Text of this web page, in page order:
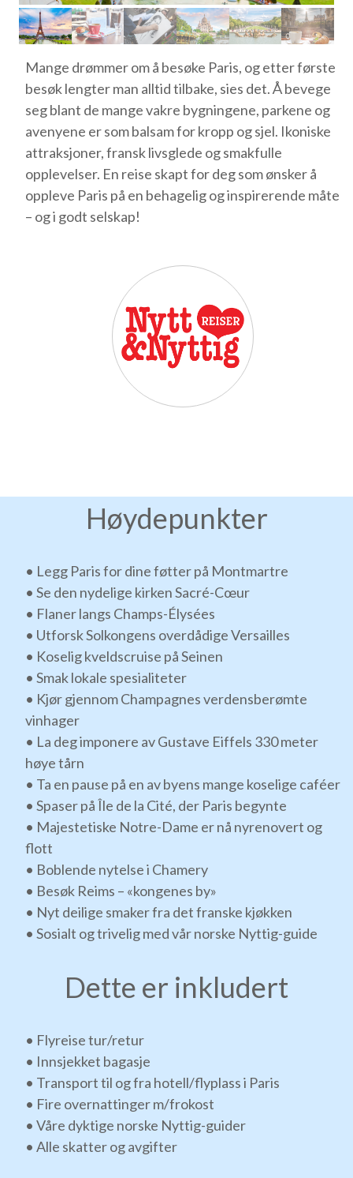
Mange drømmer om å besøke Paris, og etter første
besøk lengter man alltid tilbake, sies det. Å bevege
seg blant de mange vakre bygningene, parkene og
avenyene er som balsam for kropp og sjel. Ikoniske
attraksjoner, fransk livsglede og smakfulle
opplevelser. En reise skapt for deg som ønsker å
oppleve Paris på en behagelig og inspirerende måte
– og i godt selskap!
Høydepunkter
• Legg Paris for dine føtter på Montmartre
• Se den nydelige kirken Sacré-Cœur
• Flaner langs Champs-Élysées
• Utforsk Solkongens overdådige Versailles
• Koselig kveldscruise på Seinen
• Smak lokale spesialiteter
• Kjør gjennom Champagnes verdensberømte
vinhager
• La deg imponere av Gustave Eiffels 330 meter
høye tårn
• Ta en pause på en av byens mange koselige caféer
• Spaser på Île de la Cité, der Paris begynte
• Majestetiske Notre-Dame er nå nyrenovert og
flott
• Boblende nytelse i Chamery
• Besøk Reims – «kongenes by»
• Nyt deilige smaker fra det franske kjøkken
• Sosialt og trivelig med vår norske Nyttig-guide
Dette er inkludert
• Flyreise tur/retur
• Innsjekket bagasje
• Transport til og fra hotell/flyplass i Paris
• Fire overnattinger m/frokost
• Våre dyktige norske Nyttig-guider
• Alle skatter og avgifter